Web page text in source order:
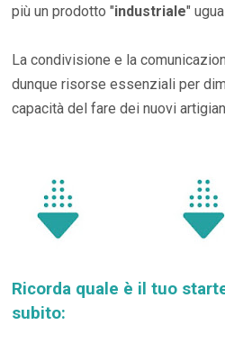
più un prodotto "industriale"
La condivisione e la
dunque risorse essenziali per
capacità del fare dei nuovi
Ricorda quale è il tuo
subito: